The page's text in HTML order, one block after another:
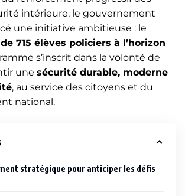
intérieure, le gouvernement
une initiative ambitieuse : le
715 élèves policiers à l’horizon
s’inscrit dans la volonté de
une sécurité durable, moderne
, au service des citoyens et du
national.
stratégique pour anticiper les défis